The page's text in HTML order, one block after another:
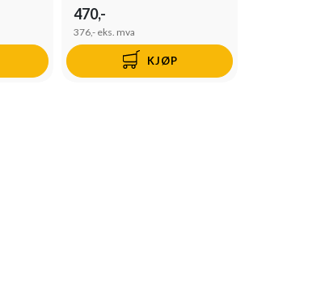
470,-
376,- eks. mva
KJØP